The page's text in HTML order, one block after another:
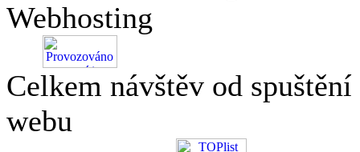
Webhosting
Celkem návštěv od spuštění
webu